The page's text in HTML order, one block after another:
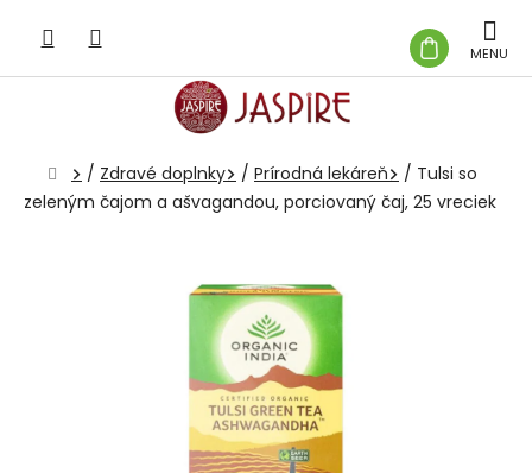
obsah
KOŠÍK
Domov
/ Zdravé doplnky / Prírodná lekáreň / Tulsi so
zeleným čajom a ašvagandou, porciovaný čaj, 25 vreciek